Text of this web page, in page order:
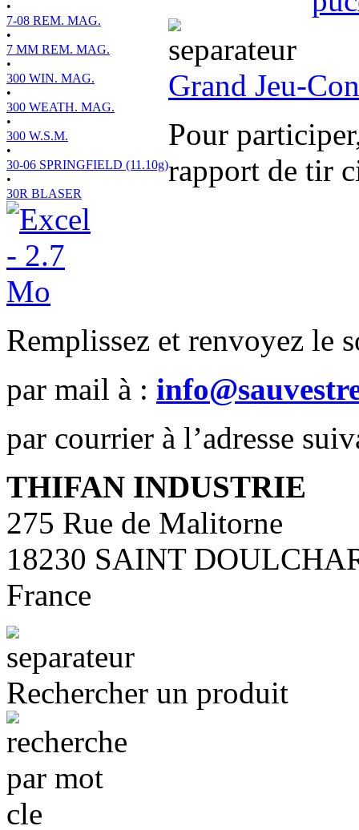
•
7-08 REM. MAG.
•
7 MM REM. MAG.
•
300 WIN. MAG.
•
300 WEATH. MAG.
•
300 W.S.M.
•
30-06 SPRINGFIELD (11.10g)
•
30R BLASER
Grand Jeu-
Pour
rapport de tir
Remplissez et renvoyez le
par mail à :
par courrier à l’adresse
THIFAN INDUSTRIE
275 Rue de Malitorne
18230 SAINT
France
Rechercher un produit